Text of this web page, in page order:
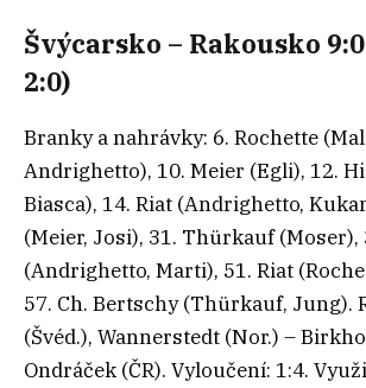
Švýcarsko – Rakousko 9:0
2:0)
Branky a nahrávky: 6. Rochette
Andrighetto), 10. Meier (Egli), 12.
Biasca), 14. Riat (Andrighetto,
(Meier, Josi), 31. Thürkauf (Moser),
(Andrighetto, Marti), 51. Riat
57. Ch. Bertschy (Thürkauf, Jung).
(Švéd.), Wannerstedt (Nor.) –
Ondráček (ČR). Vyloučení: 1:4.